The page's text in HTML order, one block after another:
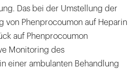
Das bei der Umstellung der
von Phenprocoumon auf Heparin
auf Phenprocoumon
Monitoring des
einer ambulanten Behandlung